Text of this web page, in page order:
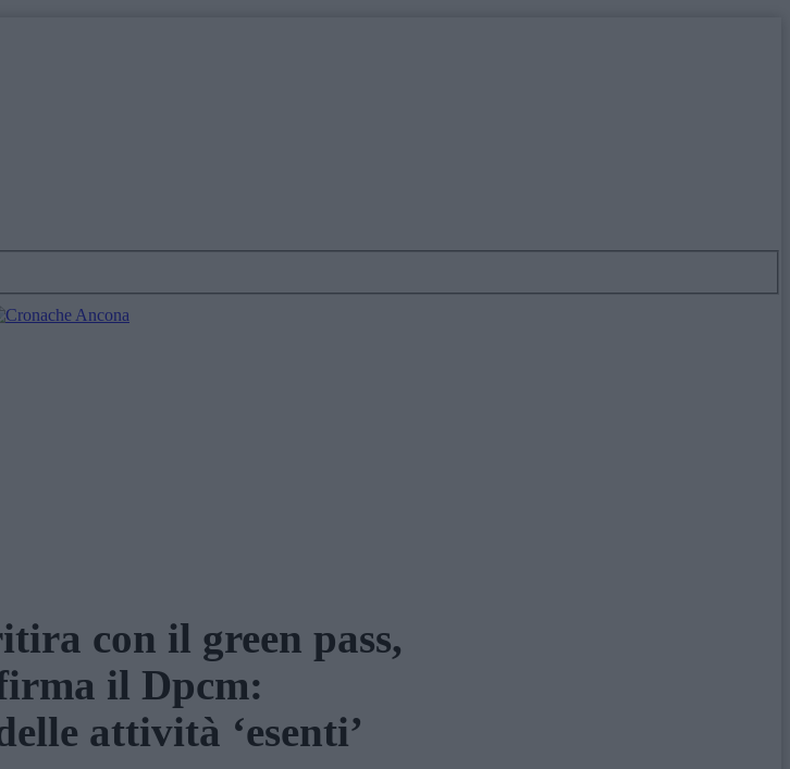
con il green pass,
il Dpcm:
attività ‘esenti’